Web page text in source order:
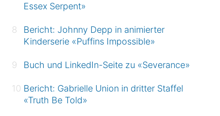
Essex Serpent»
Bericht: Johnny Depp in animierter
Kinderserie «Puffins Impossible»
Buch und LinkedIn-Seite zu «Severance»
Bericht: Gabrielle Union in dritter Staffel
«Truth Be Told»